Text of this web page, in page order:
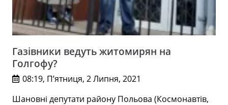
Газівники ведуть житомирян на
Голгофу?
08:19, П’ятниця, 2 Липня, 2021
Шановні депутати району Польова (Космонавтів,